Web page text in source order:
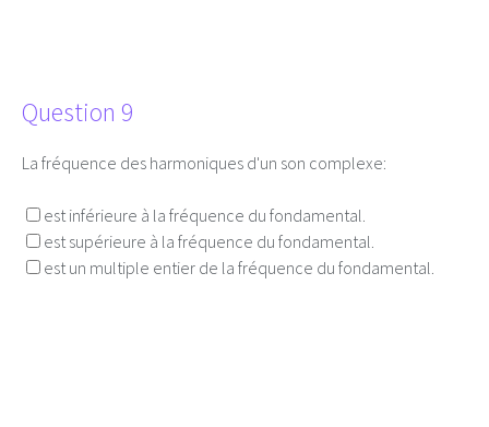
Question 9
La fréquence des harmoniques d'un son complexe:
est inférieure à la fréquence du fondamental.
est supérieure à la fréquence du fondamental.
est un multiple entier de la fréquence du fondamental.